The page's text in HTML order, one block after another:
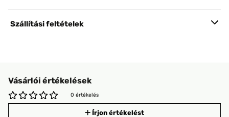
Szállítási feltételek
Vásárlói értékelések
0 értékelés
Írjon értékelést